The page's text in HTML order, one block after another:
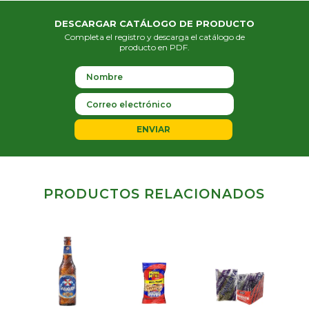
DESCARGAR CATÁLOGO DE PRODUCTO
Completa el registro y descarga el catálogo de
producto en PDF.
ENVIAR
PRODUCTOS RELACIONADOS